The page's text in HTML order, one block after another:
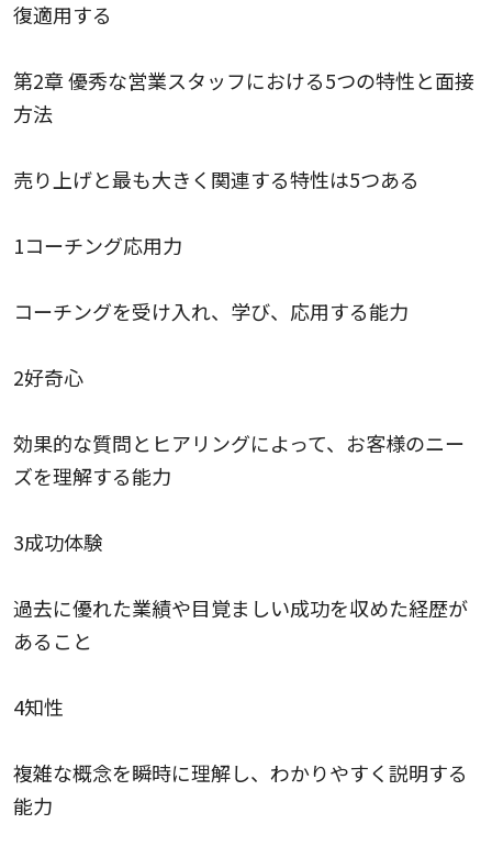
復適用する
第2章 優秀な営業スタッフにおける5つの特性と面接
方法
売り上げと最も大きく関連する特性は5つある
1コーチング応用力
コーチングを受け入れ、学び、応用する能力
2好奇心
効果的な質問とヒアリングによって、お客様のニー
ズを理解する能力
3成功体験
過去に優れた業績や目覚ましい成功を収めた経歴が
あること
4知性
複雑な概念を瞬時に理解し、わかりやすく説明する
能力